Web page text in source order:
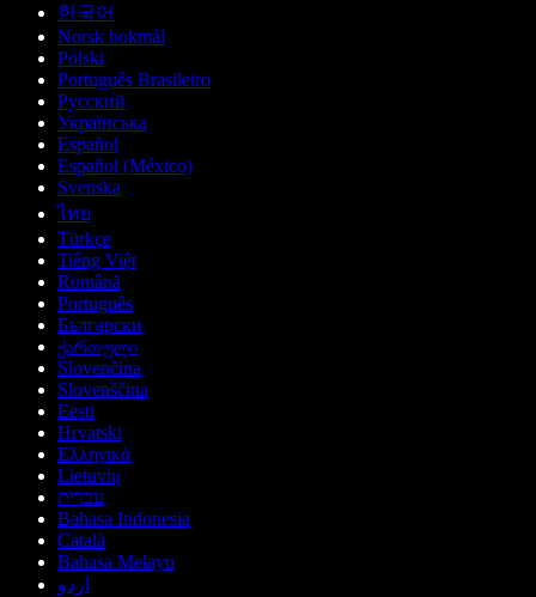
한국어
Norsk bokmål
Polski
Português Brasileiro
Русский
Українська
Español
Español (México)
Svenska
ไทย
Türkçe
Tiếng Việt
Română
Português
Български
ქართული
Slovenčina
Slovenščina
Eesti
Hrvatski
Ελληνικά
Lietuvių
עברית
Bahasa Indonesia
Català
Bahasa Melayu
اردو